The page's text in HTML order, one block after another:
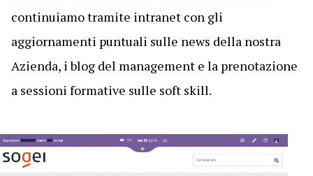
continuiamo tramite intranet con gli
aggiornamenti puntuali sulle news della nostra
Azienda, i blog del management e la prenotazione
a sessioni formative sulle soft skill.